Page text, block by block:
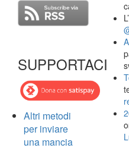
SUPPORTACI
Altri metodi
per inviare
una mancia